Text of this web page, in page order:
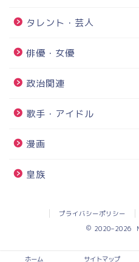
タレント・芸人
俳優・女優
政治関連
歌手・アイドル
漫画
皇族
プライバシーポリシー
2020–2026
ホーム サイトマップ